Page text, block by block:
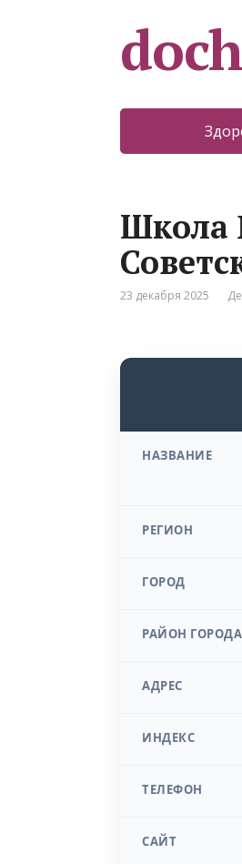
Школа
23 декабря 2025
НАЗВАНИЕ
РЕГИОН
ГОРОД
РАЙОН ГОРОДА
АДРЕС
ИНДЕКС
ТЕЛЕФОН
САЙТ